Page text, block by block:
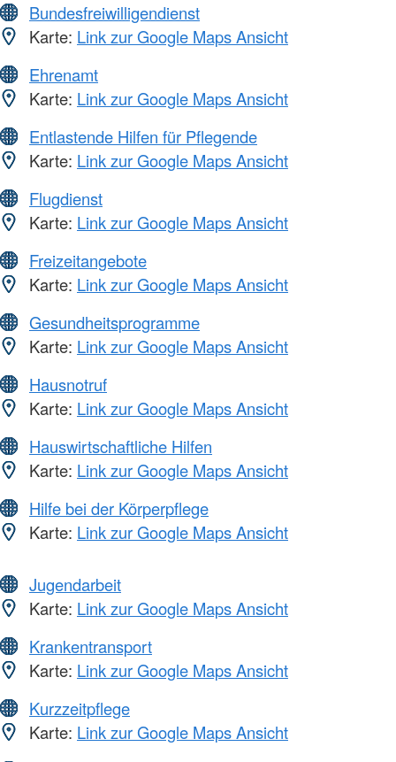
Bundesfreiwilligendienst
Karte: Link zur Google Maps Ansicht
Ehrenamt
Karte: Link zur Google Maps Ansicht
Entlastende Hilfen für Pflegende
Karte: Link zur Google Maps Ansicht
Flugdienst
Karte: Link zur Google Maps Ansicht
Freizeitangebote
Karte: Link zur Google Maps Ansicht
Gesundheitsprogramme
Karte: Link zur Google Maps Ansicht
Hausnotruf
Karte: Link zur Google Maps Ansicht
Hauswirtschaftliche Hilfen
Karte: Link zur Google Maps Ansicht
Hilfe bei der Körperpflege
Karte: Link zur Google Maps Ansicht
Jugendarbeit
Karte: Link zur Google Maps Ansicht
Krankentransport
Karte: Link zur Google Maps Ansicht
Kurzzeitpflege
Karte: Link zur Google Maps Ansicht